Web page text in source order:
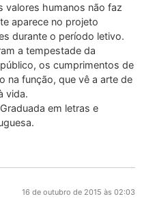
valores humanos não faz
aparece no projeto
durante o período letivo.
a tempestade da
os cumprimentos de
na função, que vê a arte de
vida.
em letras e
16 de outubro de 2015 às 02:03